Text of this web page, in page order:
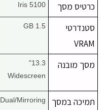
כרטיס מסך Iris 5100
סטנדרטי
VRAM
1.5 GB
מסך מובנה
13.3"
Widescreen
תמיכה במסך
Dual/Mirroring